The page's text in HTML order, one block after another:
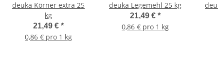
deuka Körner extra 25
kg
21,49 € *
0,86 € pro 1 kg
deuka Legemehl 25 kg
21,49 € *
0,86 € pro 1 kg